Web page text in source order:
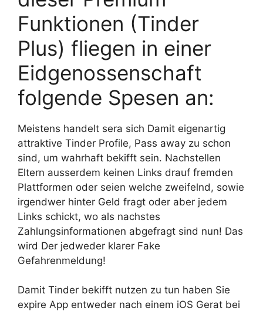
Funktionen (Tinder
Plus) fliegen in einer
Eidgenossenschaft
folgende Spesen an:
Meistens handelt sera sich Damit eigenartig
attraktive Tinder Profile, Pass away zu schon
sind, um wahrhaft bekifft sein. Nachstellen
Eltern ausserdem keinen Links drauf fremden
Plattformen oder seien welche zweifelnd, sowie
irgendwer hinter Geld fragt oder aber jedem
Links schickt, wo als nachstes
Zahlungsinformationen abgefragt sind nun! Das
wird Der jedweder klarer Fake
Gefahrenmeldung!
Damit Tinder bekifft nutzen zu tun haben Sie
expire App entweder nach einem iOS Gerat bei